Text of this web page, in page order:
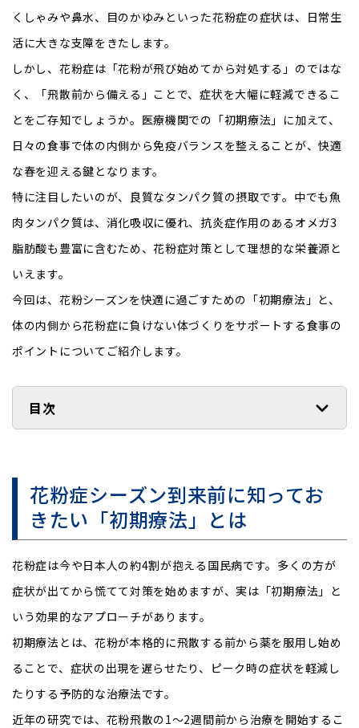
くしゃみや鼻水、目のかゆみといった花粉症の症状は、日常生
活に大きな支障をきたします。
しかし、花粉症は「花粉が飛び始めてから対処する」のではな
く、「飛散前から備える」ことで、症状を大幅に軽減できるこ
とをご存知でしょうか。医療機関での「初期療法」に加えて、
日々の食事で体の内側から免疫バランスを整えることが、快適
な春を迎える鍵となります。
特に注目したいのが、良質なタンパク質の摂取です。中でも魚
肉タンパク質は、消化吸収に優れ、抗炎症作用のあるオメガ3
脂肪酸も豊富に含むため、花粉症対策として理想的な栄養源と
いえます。
今回は、花粉シーズンを快適に過ごすための「初期療法」と、
体の内側から花粉症に負けない体づくりをサポートする食事の
ポイントについてご紹介します。
目次
花粉症シーズン到来前に知ってお
きたい「初期療法」とは
花粉症は今や日本人の約4割が抱える国民病です。多くの方が
症状が出てから慌てて対策を始めますが、実は「初期療法」と
いう効果的なアプローチがあります。
初期療法とは、花粉が本格的に飛散する前から薬を服用し始め
ることで、症状の出現を遅らせたり、ピーク時の症状を軽減し
たりする予防的な治療法です。
近年の研究では、花粉飛散の1〜2週間前から治療を開始するこ